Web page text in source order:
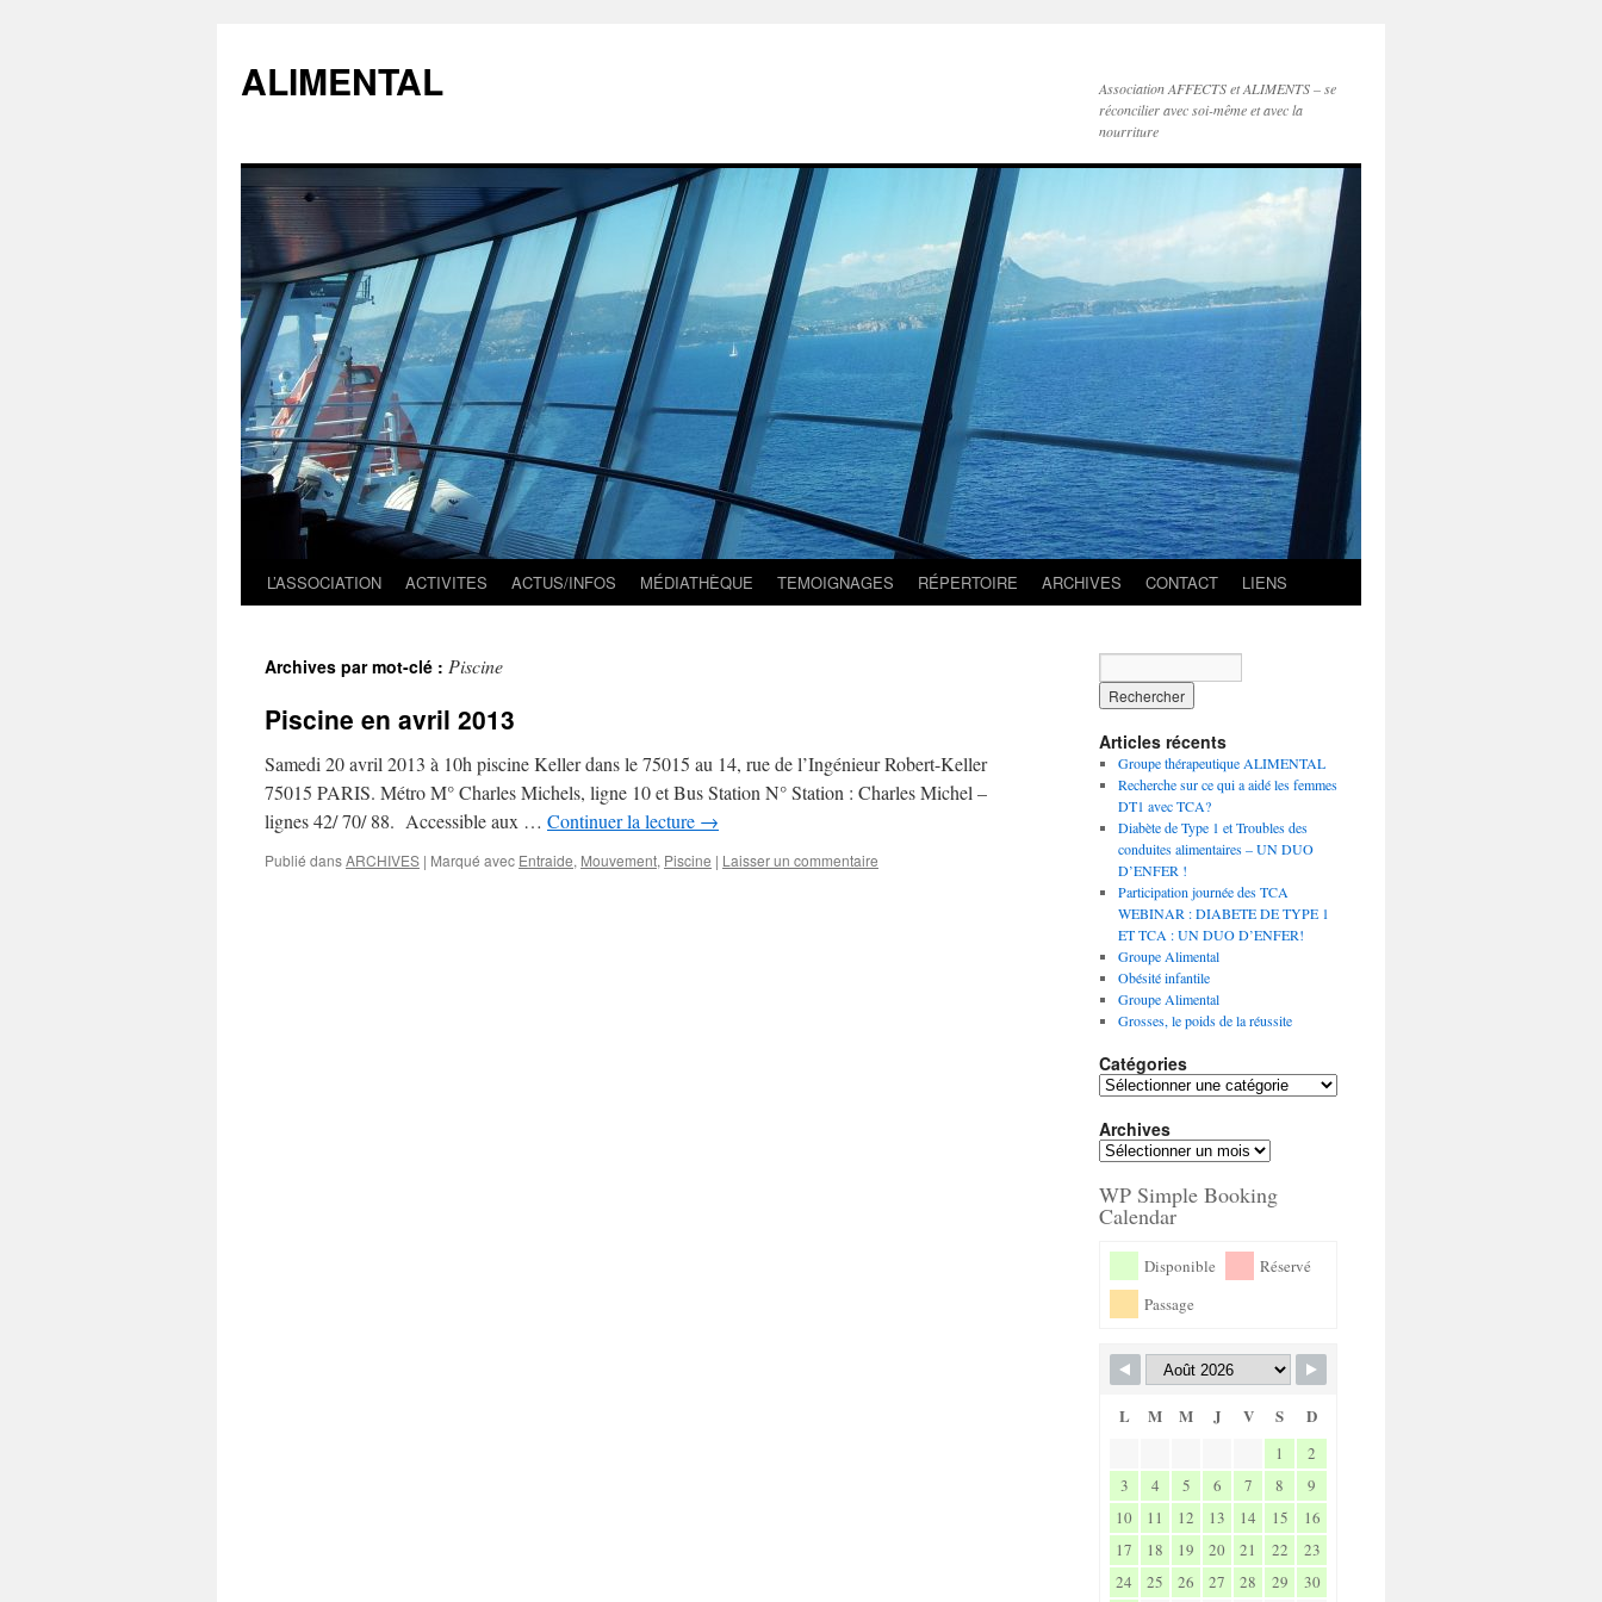
ALIMENTAL
Association AFFECTS et ALIMENTS – se
réconcilier avec soi-même et avec la
nourriture
L’ASSOCIATION ACTIVITES ACTUS/INFOS MÉDIATHÈQUE TEMOIGNAGES RÉPERTOIRE ARCHIVES CONTACT LIENS
Archives par mot-clé : Piscine
Piscine en avril 2013
Samedi 20 avril 2013 à 10h piscine Keller dans le 75015 au 14, rue de l’Ingénieur Robert-Keller
75015 PARIS. Métro M° Charles Michels, ligne 10 et Bus Station N° Station : Charles Michel –
lignes 42/ 70/ 88. Accessible aux … Continuer la lecture →
Publié dansARCHIVES | Marqué avec Entraide, Mouvement, Piscine | Laisser un commentaire
Articles récents
Groupe thérapeutique ALIMENTAL
Recherche sur ce qui a aidé les femmes
DT1 avec TCA?
Diabète de Type 1 et Troubles des
conduites alimentaires – UN DUO
D’ENFER !
Participation journée des TCA
WEBINAR : DIABETE DE TYPE 1
ET TCA : UN DUO D’ENFER!
Groupe Alimental
Obésité infantile
Groupe Alimental
Grosses, le poids de la réussite
Catégories
Archives
WP Simple Booking
Calendar
Disponible
Réservé
Passage
L M M J V S D
1
2
3
4 5 6 7 8
9
10
11 12 13 14 15
16
17
18 19 20 21 22
23
24
25 26 27 28 29 30